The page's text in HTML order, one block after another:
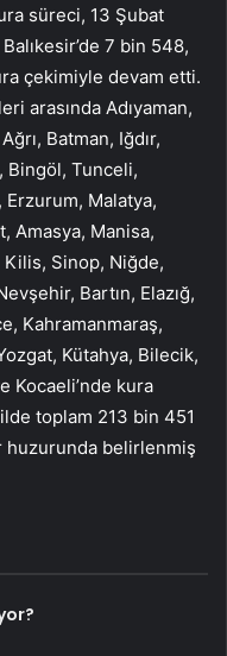
süreci, 13 Şubat
7 bin 548,
çekimiyle devam etti.
arasında Adıyaman,
Batman, Iğdır,
Bingöl, Tunceli,
Malatya,
Amasya, Manisa,
Kilis, Sinop, Niğde,
Bartın, Elazığ,
Kahramanmaraş,
Kütahya, Bilecik,
Kocaeli’nde kura
toplam 213 bin 451
huzurunda belirlenmiş